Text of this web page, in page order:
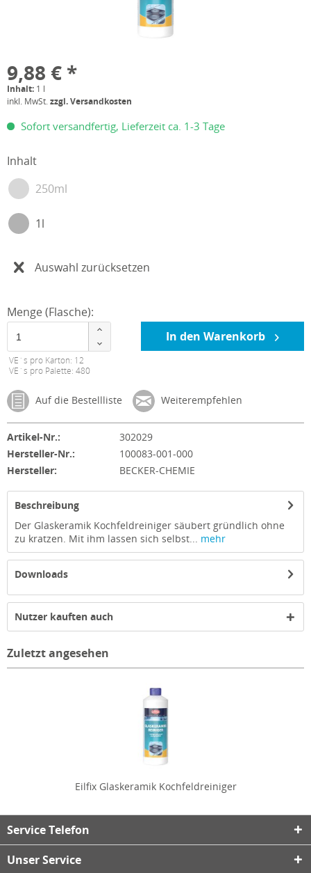
9,88 € *
Inhalt: 1 l
inkl. MwSt.zzgl. Versandkosten
Sofort versandfertig, Lieferzeit ca. 1-3 Tage
Inhalt
250ml
1l
Auswahl zurücksetzen
Menge (Flasche):
VE´s pro Karton: 12
VE´s pro Palette: 480
In den Warenkorb
Auf die Bestellliste Weiterempfehlen
Artikel-Nr.:
302029
Hersteller-Nr.:
100083-001-000
Hersteller:
BECKER-CHEMIE
Beschreibung
Der Glaskeramik Kochfeldreiniger säubert gründlich ohne
zu kratzen. Mit ihm lassen sich selbst... mehr
Downloads
Nutzer kauften auch
Zuletzt angesehen
Eilfix Glaskeramik Kochfeldreiniger
Service Telefon
Unser Service